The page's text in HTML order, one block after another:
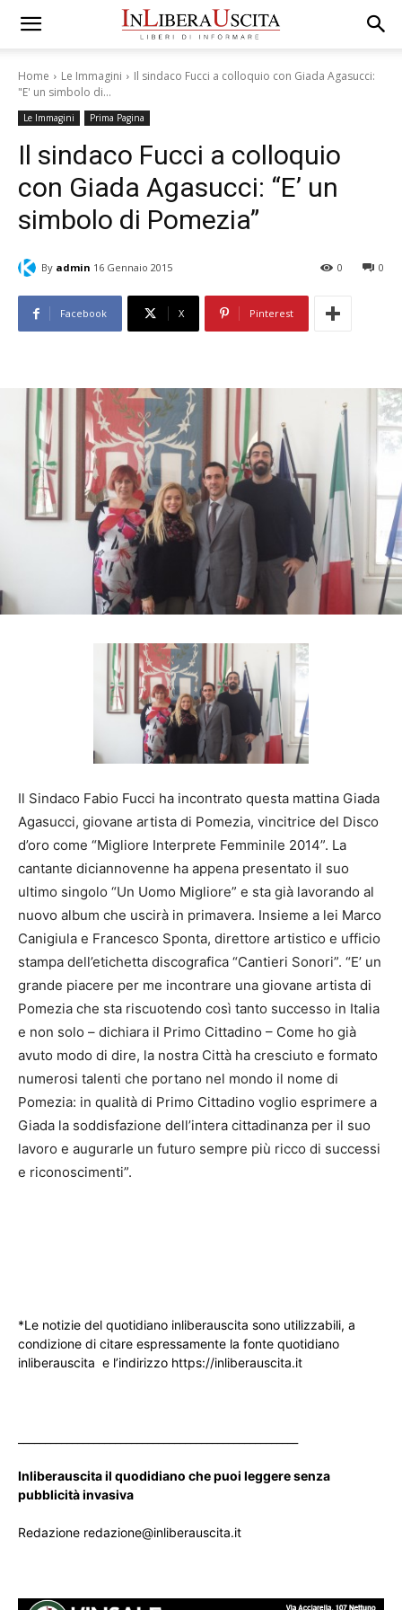
Home Le Immagini
Il sindaco Fucci a colloquio con Giada Agasucci:
"E' un simbolo di...
Le Immagini Prima Pagina
Il sindaco Fucci a colloquio
con Giada Agasucci: “E’ un
simbolo di Pomezia”
By admin 16 Gennaio 2015 0
0
Facebook X Pinterest
Il Sindaco Fabio Fucci ha incontrato questa mattina Giada
Agasucci, giovane artista di Pomezia, vincitrice del Disco
d’oro come “Migliore Interprete Femminile 2014”. La
cantante diciannovenne ha appena presentato il suo
ultimo singolo “Un Uomo Migliore” e sta già lavorando al
nuovo album che uscirà in primavera. Insieme a lei Marco
Canigiula e Francesco Sponta, direttore artistico e ufficio
stampa dell’etichetta discografica “Cantieri Sonori”. “E’ un
grande piacere per me incontrare una giovane artista di
Pomezia che sta riscuotendo così tanto successo in Italia
e non solo – dichiara il Primo Cittadino – Come ho già
avuto modo di dire, la nostra Città ha cresciuto e formato
numerosi talenti che portano nel mondo il nome di
Pomezia: in qualità di Primo Cittadino voglio esprimere a
Giada la soddisfazione dell’intera cittadinanza per il suo
lavoro e augurarle un futuro sempre più ricco di successi
e riconoscimenti”.
*Le notizie del quotidiano inliberauscita sono utilizzabili, a
condizione di citare espressamente la fonte quotidiano
inliberauscita e l’indirizzo https://inliberauscita.it
Inliberauscita il quodidiano che puoi leggere senza
pubblicità invasiva
Redazione redazione@inliberauscita.it